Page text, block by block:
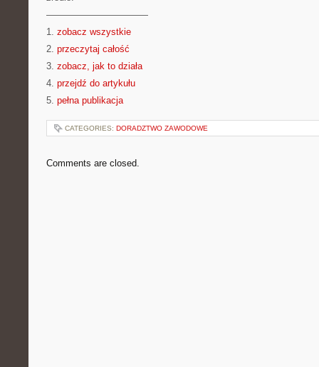
———————————
1. zobacz wszystkie
2. przeczytaj całość
3. zobacz, jak to działa
4. przejdź do artykułu
5. pełna publikacja
CATEGORIES: DORADZTWO ZAWODOWE
Comments are closed.